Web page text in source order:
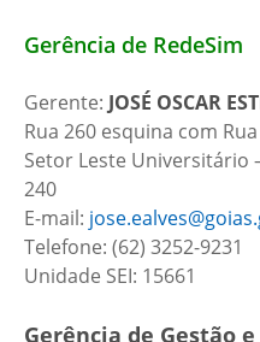
Gerência de RedeSim
Gerente: JOSÉ OSCAR
Rua 260 esquina com
Setor Leste Universitário
240
E-mail:
Telefone: (62) 3252-9231
Unidade SEI: 15661
Gerência de Gestão